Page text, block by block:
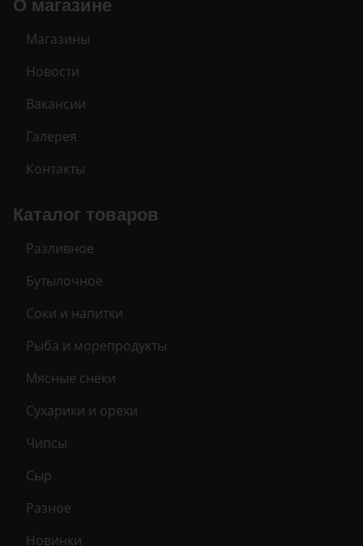
О магазине
Магазины
Новости
Вакансии
Галерея
Контакты
Каталог товаров
Разливное
Бутылочное
Соки и напитки
Рыба и морепродукты
Мясные снеки
Сухарики и орехи
Чипсы
Сыр
Разное
Новинки